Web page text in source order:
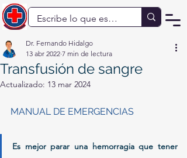
Transfusión de sangre
Dr. Fernando Hidalgo
13 abr 2022 7 min de lectura
Actualizado: 13 mar 2024
MANUAL DE EMERGENCIAS
Es mejor parar una hemorragia que tener